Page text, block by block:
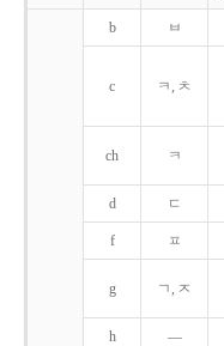
b ㅂ
c ㅋ, ㅊ
ch ㅋ
d ㄷ
f ㅍ
g ㄱ, ㅈ
h ―